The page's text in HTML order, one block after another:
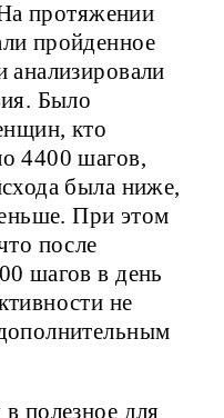
протяжении
пройденное
анализировали
Было
кто
4400 шагов,
была ниже,
При этом
после
шагов в день
не
полезное для